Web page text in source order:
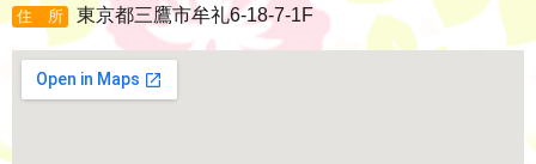
住 所 東京都三鷹市牟礼6-18-7-1F